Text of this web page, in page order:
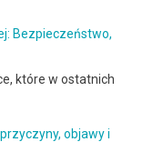
Bezpieczeństwo,
które w ostatnich
objawy i